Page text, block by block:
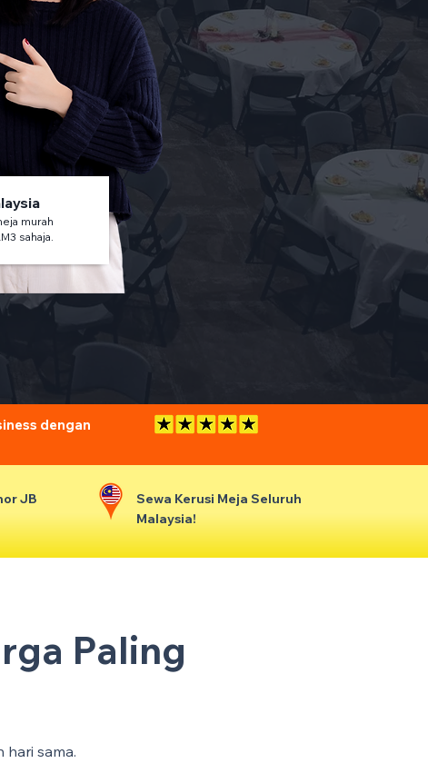
murah
sahaja.
dengan
JB
Sewa Kerusi Meja Seluruh
Malaysia!
Paling
hari sama.